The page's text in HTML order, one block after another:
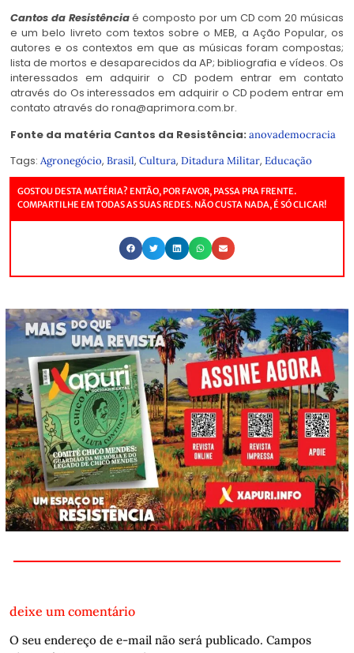
Cantos da Resistênciaé composto por um CD com 20 músicas
e um belo livreto com textos sobre o MEB, a Ação Popular, os
autores e os contextos em que as músicas foram compostas;
lista de mortos e desaparecidos da AP; bibliografia e vídeos. Os
interessados em adquirir o CD podem entrar em contato
através do Os interessados em adquirir o CD podem entrar em
contato através do rona@aprimora.com.br.
Fonte da matéria Cantos da Resistência: anovademocracia
Tags: Agronegócio, Brasil, Cultura, Ditadura Militar, Educação
GOSTOU DESTA MATÉRIA? ENTÃO, POR FAVOR, PASSA PRA FRENTE.
COMPARTILHE EM TODAS AS SUAS REDES. NÃO CUSTA NADA, É SÓ CLICAR!
deixe um comentário
O seu endereço de e-mail não será publicado. Campos